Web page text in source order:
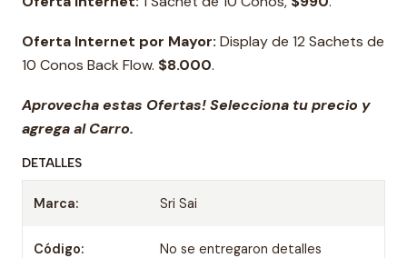
Oferta Internet por Mayor: Display de 12 Sachets de
10 Conos Back Flow. $8.000.
Aprovecha estas Ofertas! Selecciona tu precio y
agrega al Carro.
DETALLES
Marca: Sri Sai
Código:
No se entregaron detalles